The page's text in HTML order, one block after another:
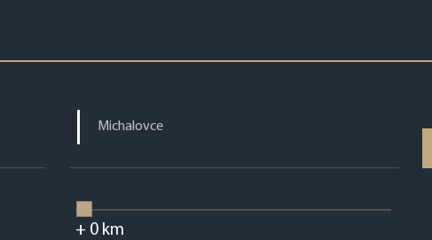
+ 0km